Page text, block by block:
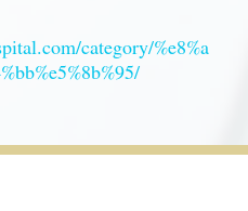
category/%e8%a